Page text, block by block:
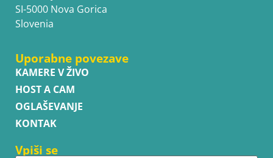
SI-5000 Nova Gorica
Slovenia
Uporabne povezave
KAMERE V ŽIVO
HOST A CAM
OGLAŠEVANJE
KONTAK
Vpiši se